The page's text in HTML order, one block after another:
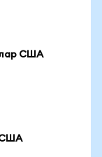
США
США